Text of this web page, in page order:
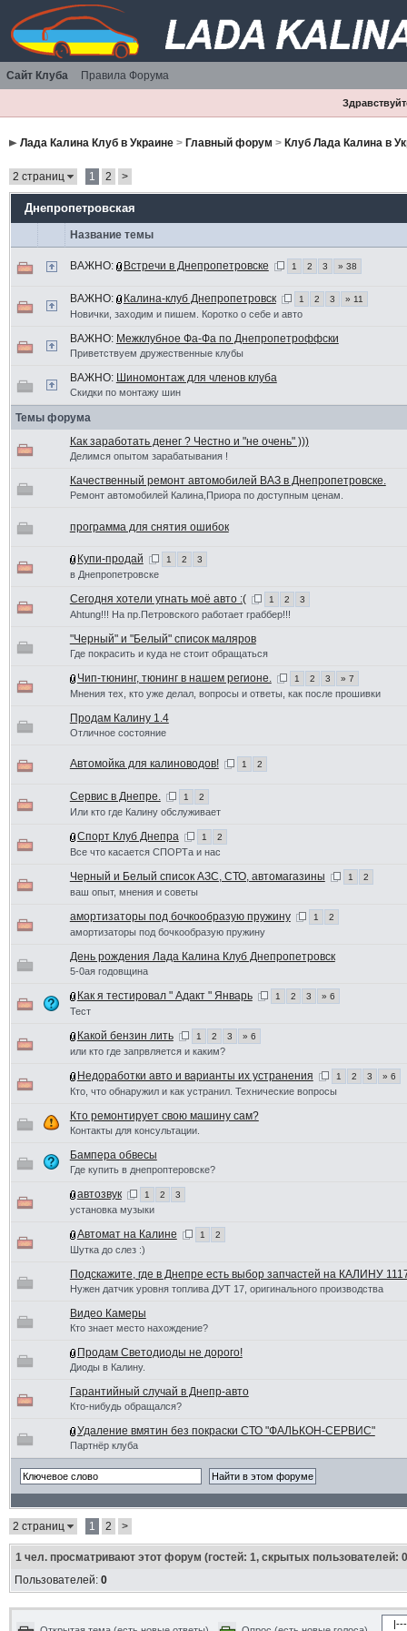
Сайт Клуба Правила Форума
Лада Калина Клуб в Украине> Главный форум > Клуб Лада Калина в
2 страниц 1 2 >
Днепропетровская
Название темы
ВАЖНО: Встречи в Днепропетровске 1 2 3 » 38
ВАЖНО: Калина-клуб Днепропетровск 1 2 3 » 11
Новички, заходим и пишем. Коротко о себе и авто
ВАЖНО: Межклубное Фа-Фа по Днепропетроффски
Приветствуем дружественные клубы
ВАЖНО: Шиномонтаж для членов клуба
Скидки по монтажу шин
Темы форума
Как заработать денег ? Честно и "не очень" )))
Делимся опытом зарабатывания !
Качественный ремонт автомобилей ВАЗ в Днепропетровске.
Ремонт автомобилей Калина,Приора по доступным ценам.
программа для снятия ошибок
Купи-продай 1 2 3
в Днепропетровске
Сегодня хотели угнать моё авто :( 1 2 3
Ahtung!!! На пр.Петровского работает граббер!!!
"Черный" и "Белый" список маляров
Где покрасить и куда не стоит обращаться
Чип-тюнинг, тюнинг в нашем регионе. 1 2 3 » 7
Мнения тех, кто уже делал, вопросы и ответы, как после прошивки
Продам Калину 1.4
Отличное состояние
Автомойка для калиноводов! 1 2
Сервис в Днепре. 1 2
Или кто где Калину обслуживает
Спорт Клуб Днепра 1 2
Все что касается СПОРТа и нас
Черный и Белый список АЗС, СТО, автомагазины 1 2
ваш опыт, мнения и советы
амортизаторы под бочкообразую пружину 1 2
амортизаторы под бочкообразую пружину
День рождения Лада Калина Клуб Днепропетровск
5-0ая годовщина
Как я тестировал " Адакт " Январь 1 2 3 » 6
Тест
Какой бензин лить 1 2 3 » 6
или кто где запрвляется и каким?
Недоработки авто и варианты их устранения 1 2 3 » 6
Кто, что обнаружил и как устранил. Технические вопросы
Кто ремонтирует свою машину сам?
Контакты для консультации.
Бампера обвесы
Где купить в днепроптеровске?
автозвук 1 2 3
установка музыки
Автомат на Калине 1 2
Шутка до слез :)
Подскажите, где в Днепре есть выбор запчастей на КАЛИНУ
Нужен датчик уровня топлива ДУТ 17, оригинального производства
Видео Камеры
Кто знает место нахождение?
Продам Светодиоды не дорого!
Диоды в Калину.
Гарантийный случай в Днепр-авто
Кто-нибудь обращался?
Удаление вмятин без покраски СТО "ФАЛЬКОН-СЕРВИС"
Партнёр клуба
2 страниц 1 2 >
1чел. просматривают этот форум (гостей: 1, скрытых пользователей:
Пользователей: 0